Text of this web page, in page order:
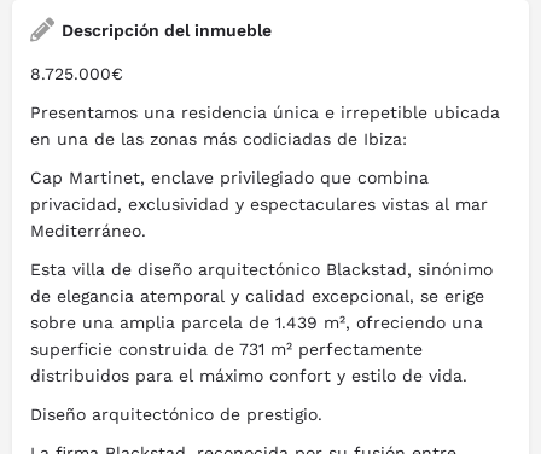
Descripción del inmueble
8.725.000€
Presentamos una residencia única e irrepetible ubicada
en una de las zonas más codiciadas de Ibiza:
Cap Martinet, enclave privilegiado que combina
privacidad, exclusividad y espectaculares vistas al mar
Mediterráneo.
Esta villa de diseño arquitectónico Blackstad, sinónimo
de elegancia atemporal y calidad excepcional, se erige
sobre una amplia parcela de 1.439 m², ofreciendo una
superficie construida de 731 m² perfectamente
distribuidos para el máximo confort y estilo de vida.
Diseño arquitectónico de prestigio.